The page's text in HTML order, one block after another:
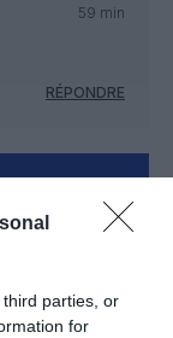
parties, or
for
59 min
RÉPONDRE